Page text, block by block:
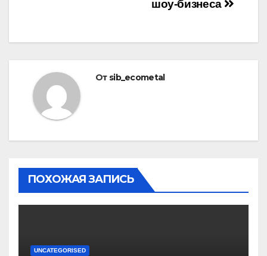
шоу-бизнеса
От sib_ecometal
ПОХОЖАЯ ЗАПИСЬ
UNCATEGORISED